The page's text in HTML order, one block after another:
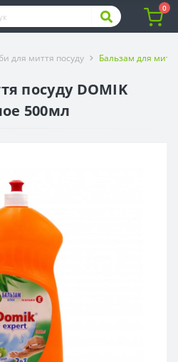
0
для миття посуду Бальзам для
посуду DOMIK
500мл